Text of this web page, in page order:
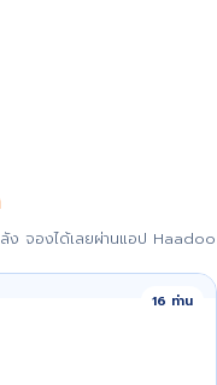
จองได้เลยผ่านแอป Haadoo
16 ท่าน